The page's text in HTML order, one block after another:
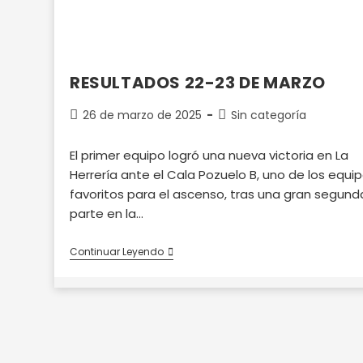
RESULTADOS 22-23 DE MARZO
Publicación
la
entrada:
26 de marzo de 2025
Categoría
entrada:
Sin categoría
El primer equipo logró una nueva victoria en La
Herrería ante el Cala Pozuelo B, uno de los
favoritos para el ascenso, tras una gran
parte en la…
Continuar LeyendoRESULTADOS
22-
DE